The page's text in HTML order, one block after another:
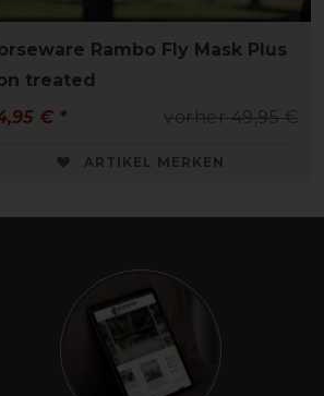
Rambo Fly Mask Plus
treated
vorher 49,95 €
€ *
ARTIKEL MERKEN